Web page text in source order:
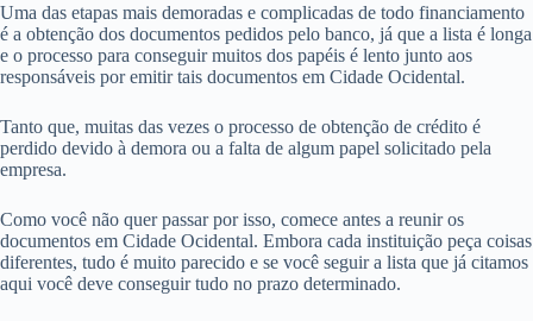
Uma das etapas mais demoradas e complicadas de todo financiamento
é a obtenção dos documentos pedidos pelo banco, já que a lista é longa
e o processo para conseguir muitos dos papéis é lento junto aos
responsáveis por emitir tais documentos em Cidade Ocidental.
Tanto que, muitas das vezes o processo de obtenção de crédito é
perdido devido à demora ou a falta de algum papel solicitado pela
empresa.
Como você não quer passar por isso, comece antes a reunir os
documentos em Cidade Ocidental. Embora cada instituição peça coisas
diferentes, tudo é muito parecido e se você seguir a lista que já citamos
aqui você deve conseguir tudo no prazo determinado.